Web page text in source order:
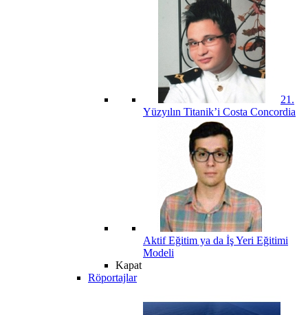
21.
Yüzyılın Titanik’i Costa Concordia
Aktif Eğitim ya da İş Yeri Eğitimi
Modeli
Kapat
Röportajlar